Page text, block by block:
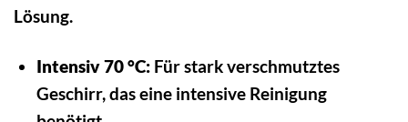
Lösung.
Intensiv 70 °C:Für stark verschmutztes
Geschirr, das eine intensive Reinigung